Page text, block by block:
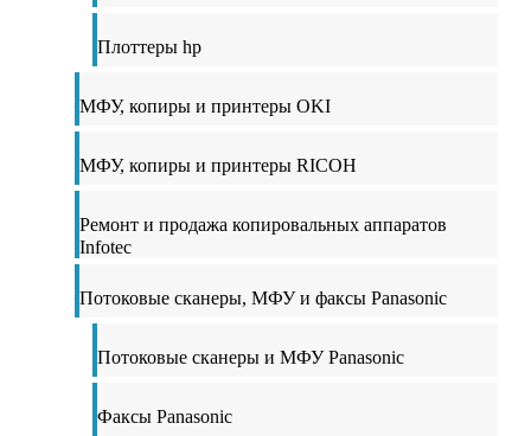
Плоттеры hp
МФУ, копиры и принтеры OKI
МФУ, копиры и принтеры RICOH
Ремонт и продажа копировальных аппаратов
Infotec
Потоковые сканеры, МФУ и факсы Panasonic
Потоковые сканеры и МФУ Panasonic
Факсы Panasonic